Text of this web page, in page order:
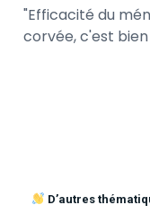
Efficacité du
corvée, c'est
D’autres